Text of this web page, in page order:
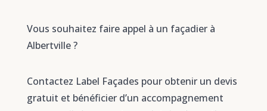
Vous souhaitez faire appel à un façadier à
Albertville ?
Contactez Label Façades pour obtenir un devis
gratuit et bénéficier d’un accompagnement